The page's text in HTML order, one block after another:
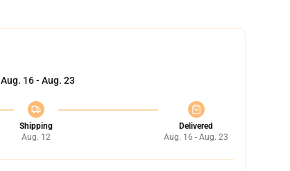
Aug. 16 - Aug. 23
Shipping
Aug. 12
Delivered
Aug. 16 - Aug. 23